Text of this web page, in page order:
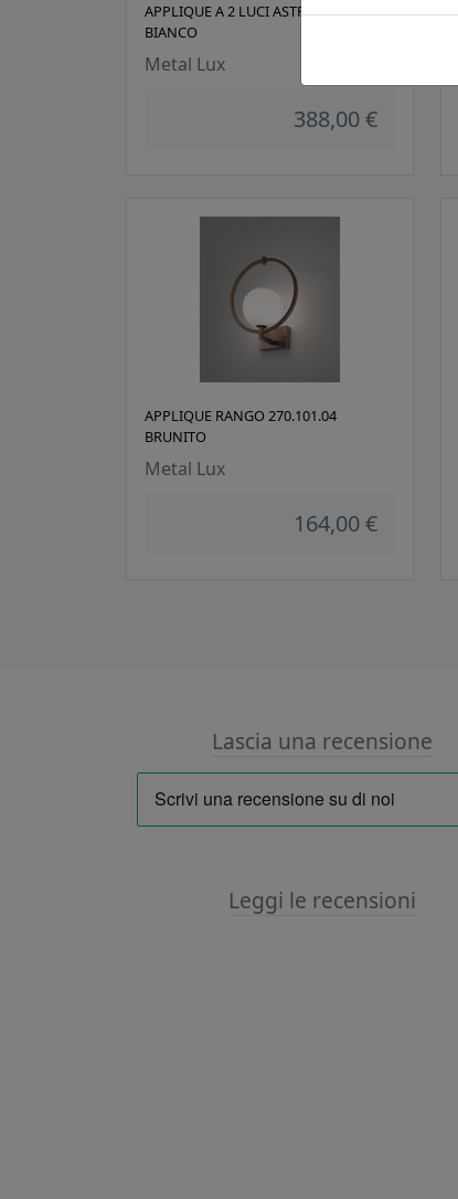
APPLIQUE A 2 LUCI ASTRO 206.102.02
BIANCO
Metal Lux
388,00 €
APPLIQUE RANGO 270.101.04
BRUNITO
Metal Lux
164,00 €
Lascia una recensione
Leggi le recensioni